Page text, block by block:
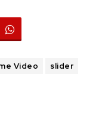
Video slider